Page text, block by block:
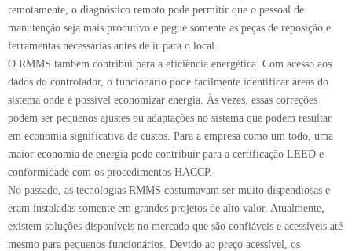
remotamente, o diagnóstico remoto pode permitir que o pessoal de
manutenção seja mais produtivo e pegue somente as peças de reposição e
ferramentas necessárias antes de ir para o local.
O RMMS também contribui para a eficiência energética. Com acesso aos
dados do controlador, o funcionário pode facilmente identificar áreas do
sistema onde é possível economizar energia. Às vezes, essas correções
podem ser pequenos ajustes ou adaptações no sistema que podem resultar
em economia significativa de custos. Para a empresa como um todo, uma
maior economia de energia pode contribuir para a certificação LEED e
conformidade com os procedimentos HACCP.
No passado, as tecnologias RMMS costumavam ser muito dispendiosas e
eram instaladas somente em grandes projetos de alto valor. Atualmente,
existem soluções disponíveis no mercado que são confiáveis e acessíveis até
mesmo para pequenos funcionários. Devido ao preço acessível, os